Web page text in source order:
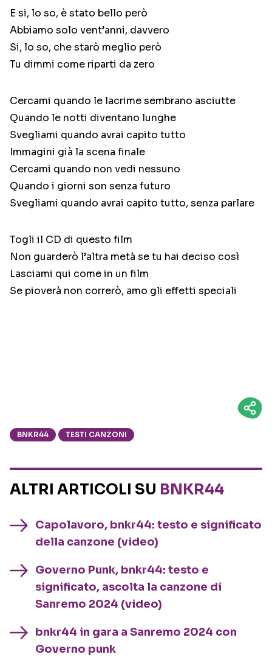
E si, lo so, è stato bello però
Abbiamo solo vent’anni, davvero
Si, lo so, che starò meglio però
Tu dimmi come riparti da zero
Cercami quando le lacrime sembrano asciutte
Quando le notti diventano lunghe
Svegliami quando avrai capito tutto
Immagini già la scena finale
Cercami quando non vedi nessuno
Quando i giorni son senza futuro
Svegliami quando avrai capito tutto, senza parlare
Togli il CD di questo film
Non guarderò l’altra metà se tu hai deciso così
Lasciami qui come in un film
Se pioverà non correrò, amo gli effetti speciali
BNKR44 TESTI CANZONI
ALTRI ARTICOLI SU BNKR44
Capolavoro, bnkr44: testo e significato
della canzone (video)
Governo Punk, bnkr44: testo e
significato, ascolta la canzone di
Sanremo 2024 (video)
bnkr44 in gara a Sanremo 2024 con
Governo punk